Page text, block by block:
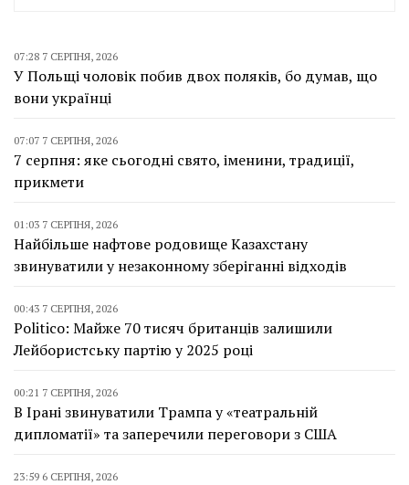
07:28 7 СЕРПНЯ, 2026
У Польщі чоловік побив двох поляків, бо думав, що
вони українці
07:07 7 СЕРПНЯ, 2026
7 серпня: яке сьогодні свято, іменини, традиції,
прикмети
01:03 7 СЕРПНЯ, 2026
Найбільше нафтове родовище Казахстану
звинуватили у незаконному зберіганні відходів
00:43 7 СЕРПНЯ, 2026
Politico: Майже 70 тисяч британців залишили
Лейбористську партію у 2025 році
00:21 7 СЕРПНЯ, 2026
В Ірані звинуватили Трампа у «театральній
дипломатії» та заперечили переговори з США
23:59 6 СЕРПНЯ, 2026